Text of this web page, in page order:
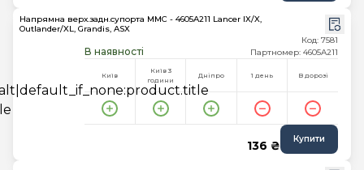
Напрямна верх.задн.супорта MMC - 4605A211 Lancer IX/X,
Outlander/XL, Grandis, ASX
В наявності
Код: 7581
Партномер: 4605A211
Київ
Київ 3
години
Дніпро 1 день В дорозі
136 ₴ Купити